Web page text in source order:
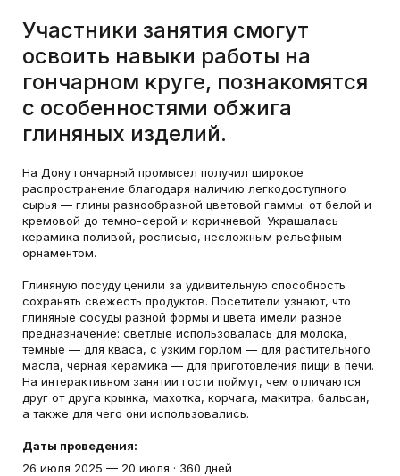
Участники занятия смогут
освоить навыки работы на
гончарном круге, познакомятся
с особенностями обжига
глиняных изделий.
На Дону гончарный промысел получил широкое
распространение благодаря наличию легкодоступного
сырья — глины разнообразной цветовой гаммы: от белой и
кремовой до темно-серой и коричневой. Украшалась
керамика поливой, росписью, несложным рельефным
орнаментом.
Глиняную посуду ценили за удивительную способность
сохранять свежесть продуктов. Посетители узнают, что
глиняные сосуды разной формы и цвета имели разное
предназначение: светлые использовалась для молока,
темные — для кваса, с узким горлом — для растительного
масла, черная керамика — для приготовления пищи в печи.
На интерактивном занятии гости поймут, чем отличаются
друг от друга крынка, махотка, корчага, макитра, бальсан,
а также для чего они использовались.
Даты проведения:
26 июля 2025 — 20 июля · 360 дней